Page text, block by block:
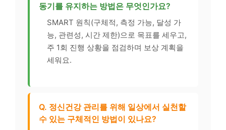
동기를 유지하는 방법은 무엇인가요?
SMART 원칙(구체적, 측정 가능, 달성 가
능, 관련성, 시간 제한)으로 목표를 세우고,
주 1회 진행 상황을 점검하며 보상 계획을
세워요.
Q. 정신건강 관리를 위해 일상에서 실천할
수 있는 구체적인 방법이 있나요?